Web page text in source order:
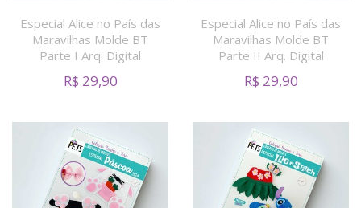
Especial Alice no País das
Maravilhas Molde BT
Parte I Arq. Digital
R$ 29,90
Especial Alice no País das
Maravilhas Molde BT
Parte II Arq. Digital
R$ 29,90